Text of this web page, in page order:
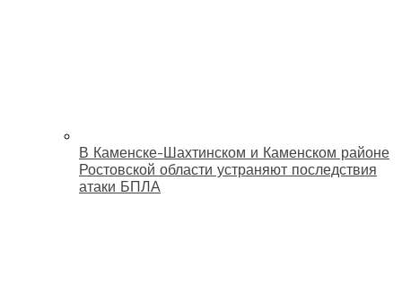
В Каменске-Шахтинском и Каменском районе
Ростовской области устраняют последствия
атаки БПЛА